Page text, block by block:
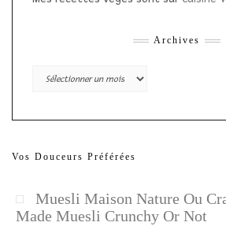
Archives
Archives
Vos Douceurs Préférées
Muesli Maison Nature Ou
Made Muesli Crunchy Or Not